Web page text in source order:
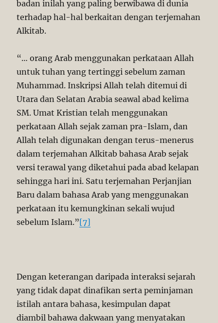
badan inilah yang paling berwibawa di dunia
terhadap hal-hal berkaitan dengan terjemahan
Alkitab.
“… orang Arab menggunakan perkataan Allah
untuk tuhan yang tertinggi sebelum zaman
Muhammad. Inskripsi Allah telah ditemui di
Utara dan Selatan Arabia seawal abad kelima
SM. Umat Kristian telah menggunakan
perkataan Allah sejak zaman pra-Islam, dan
Allah telah digunakan dengan terus-menerus
dalam terjemahan Alkitab bahasa Arab sejak
versi terawal yang diketahui pada abad kelapan
sehingga hari ini. Satu terjemahan Perjanjian
Baru dalam bahasa Arab yang menggunakan
perkataan itu kemungkinan sekali wujud
sebelum Islam.”[7]
Dengan keterangan daripada interaksi sejarah
yang tidak dapat dinafikan serta peminjaman
istilah antara bahasa, kesimpulan dapat
diambil bahawa dakwaan yang menyatakan